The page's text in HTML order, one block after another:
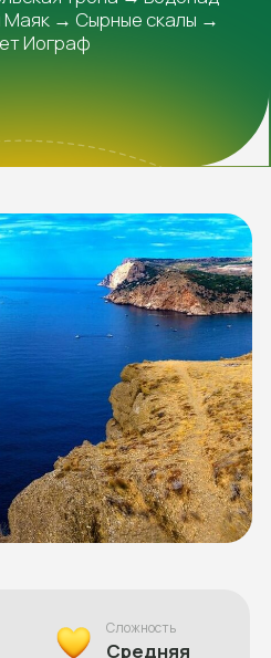
Сложность
Средняя